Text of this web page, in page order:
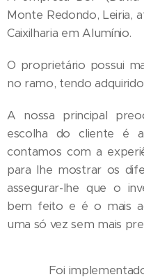
Monte Redondo, Leiria,
Caixilharia em Alumínio.
O proprietário possui
no ramo, tendo
A nossa principal
escolha do cliente é
contamos com a
para lhe mostrar os
assegurar-lhe que o
bem feito e é o mais
uma só vez sem mais
Foi implementado o